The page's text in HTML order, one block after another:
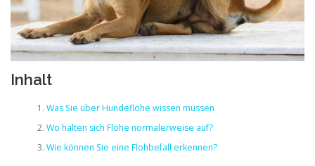
Inhalt
Was Sie über Hundeflöhe wissen müssen
Wo halten sich Flöhe normalerweise auf?
Wie können Sie eine Flohbefall erkennen?